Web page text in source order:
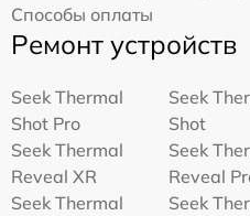
Способы оплаты
Ремонт устройств
Seek Thermal
Shot Pro
Seek
Shot
Seek Thermal
Reveal XR
Seek
Reveal
Seek Thermal
Seek